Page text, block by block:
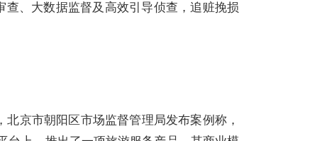
、大数据监督及高效引导侦查，追赃挽损
京市朝阳区市场监督管理局发布案例称，